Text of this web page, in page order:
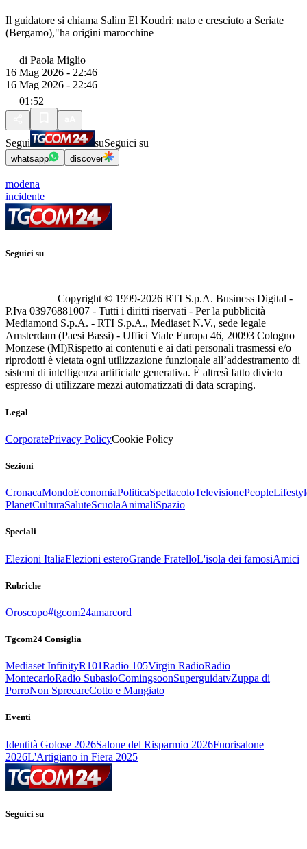
Il guidatore si chiama Salim El Koudri: nato e cresciuto a Seriate
(Bergamo),"ha origini marocchine
di Paola Miglio
16 Mag 2026 - 22:46
16 Mag 2026 - 22:46
01:52
Segui suSeguici su
whatsapp discover
modena
incidente
Seguici su
Copyright © 1999-2026 RTI S.p.A. Business Digital -
P.Iva 03976881007 - Tutti i diritti riservati - Per la pubblicità
Mediamond S.p.A. - RTI S.p.A., Mediaset N.V., sede legale
Amsterdam (Paesi Bassi) - Uffici Viale Europa 46, 20093 Cologno
Monzese (MI)Rispetto ai contenuti e ai dati personali trasmessi e/o
riprodotti è vietata ogni utilizzazione funzionale all’addestramento di
sistemi di intelligenza artificiale generativa. È altresì fatto divieto
espresso di utilizzare mezzi automatizzati di data scraping.
Legal
CorporatePrivacy PolicyCookie Policy
Sezioni
CronacaMondoEconomiaPoliticaSpettacoloTelevisionePeople
PlanetCulturaSaluteScuolaAnimaliSpazio
Speciali
Elezioni ItaliaElezioni esteroGrande FratelloL'isola dei famosiAmici
Rubriche
Oroscopo#tgcom24amarcord
Tgcom24 Consiglia
Mediaset InfinityR101Radio 105Virgin RadioRadio
MontecarloRadio SubasioComingsoonSuperguidatvZuppa di
PorroNon SprecareCotto e Mangiato
Eventi
Identità Golose 2026Salone del Risparmio 2026Fuorisalone
2026L'Artigiano in Fiera 2025
Seguici su